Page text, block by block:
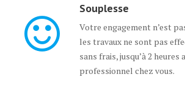
Souplesse
Votre engagement n’est
les travaux ne sont pas
sans frais, jusqu’à 2 heures
professionnel chez vous.